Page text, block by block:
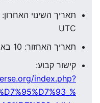
UTC
תאריך האחזור: 10 באוגוסט 2026 20:27 UTC
קישור קבוע:
index.php?